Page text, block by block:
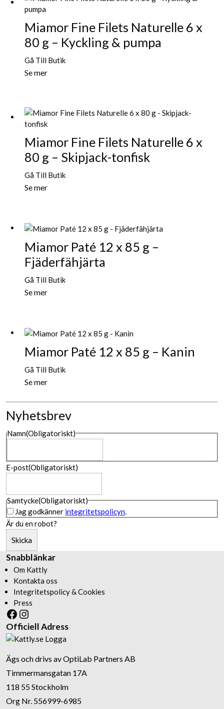
Miamor Fine Filets Naturelle 6 x
80 g – Kyckling & pumpa
Gå Till Butik
Se mer
Miamor Fine Filets Naturelle 6 x
80 g – Skipjack-tonfisk
Gå Till Butik
Se mer
Miamor Paté 12 x 85 g –
Fjäderfähjärta
Gå Till Butik
Se mer
Miamor Paté 12 x 85 g – Kanin
Gå Till Butik
Se mer
Nyhetsbrev
Namn(Obligatoriskt)
E-post(Obligatoriskt)
Samtycke(Obligatoriskt)
Jag godkänner integritetspolicyn.
Är du en robot?
Skicka
Snabblänkar
Om Kattly
Kontakta oss
Integritetspolicy & Cookies
Press
Facebook
Instagram
Officiell Adress
Ägs och drivs av OptiLab Partners AB
Timmermansgatan 17A
118 55 Stockholm
Org Nr. 556999-6985